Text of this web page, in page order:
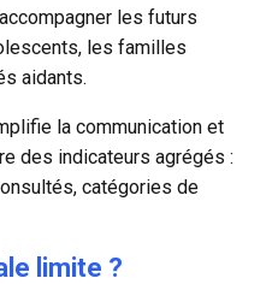
les futurs
les familles
aidants.
la communication et
des indicateurs agrégés :
catégories de
limite ?